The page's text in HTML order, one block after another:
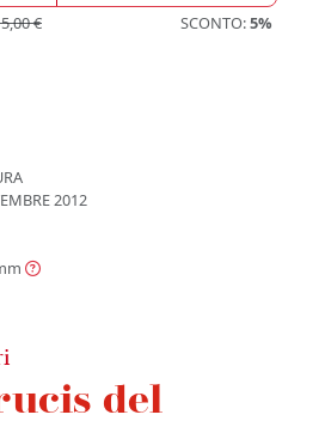
€ SCONTO:5%
2012
del